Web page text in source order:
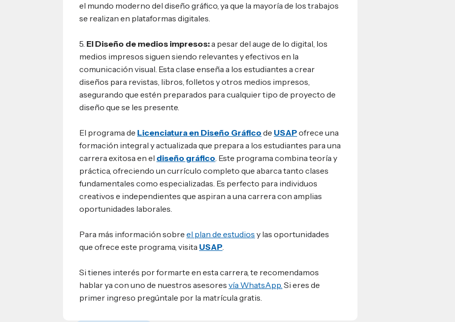
el mundo moderno del diseño gráfico, ya que la mayoría de los trabajos
se realizan en plataformas digitales.
5. El Diseño de medios impresos:a pesar del auge de lo digital, los
medios impresos siguen siendo relevantes y efectivos en la
comunicación visual. Esta clase enseña a los estudiantes a crear
diseños para revistas, libros, folletos y otros medios impresos,
asegurando que estén preparados para cualquier tipo de proyecto de
diseño que se les presente.
El programa de Licenciatura en Diseño Gráfico de USAPofrece una
formación integral y actualizada que prepara a los estudiantes para una
carrera exitosa en el diseño gráfico . Este programa combina teoría y
práctica, ofreciendo un currículo completo que abarca tanto clases
fundamentales como especializadas. Es perfecto para individuos
creativos e independientes que aspiran a una carrera con amplias
oportunidades laborales.
Para más información sobreel plan de estudios y las oportunidades
que ofrece este programa, visita USAP
Si tienes interés por formarte en esta carrera, te recomendamos
hablar ya con uno de nuestros asesoresvía WhatsApp. Si eres de
primer ingreso pregúntale por la matrícula gratis.